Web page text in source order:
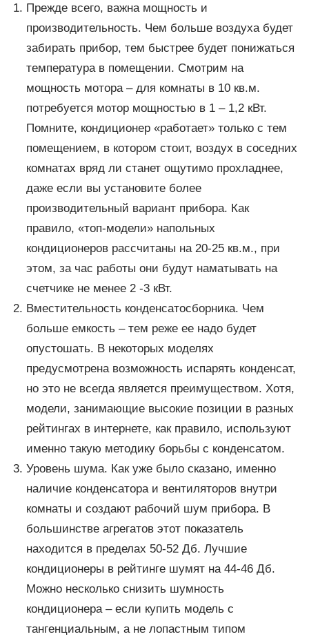
Прежде всего, важна мощность и
производительность. Чем больше воздуха будет
забирать прибор, тем быстрее будет понижаться
температура в помещении. Смотрим на
мощность мотора – для комнаты в 10 кв.м.
потребуется мотор мощностью в 1 – 1,2 кВт.
Помните, кондиционер «работает» только с тем
помещением, в котором стоит, воздух в соседних
комнатах вряд ли станет ощутимо прохладнее,
даже если вы установите более
производительный вариант прибора. Как
правило, «топ-модели» напольных
кондиционеров рассчитаны на 20-25 кв.м., при
этом, за час работы они будут наматывать на
счетчике не менее 2 -3 кВт.
Вместительность конденсатосборника. Чем
больше емкость – тем реже ее надо будет
опустошать. В некоторых моделях
предусмотрена возможность испарять конденсат,
но это не всегда является преимуществом. Хотя,
модели, занимающие высокие позиции в разных
рейтингах в интернете, как правило, используют
именно такую методику борьбы с конденсатом.
Уровень шума. Как уже было сказано, именно
наличие конденсатора и вентиляторов внутри
комнаты и создают рабочий шум прибора. В
большинстве агрегатов этот показатель
находится в пределах 50-52 Дб. Лучшие
кондиционеры в рейтинге шумят на 44-46 Дб.
Можно несколько снизить шумность
кондиционера – если купить модель с
тангенциальным, а не лопастным типом